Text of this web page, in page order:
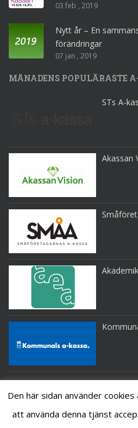
03 feb , 2019
Nytt år – En
förändringar
07 jan , 2019
MÅNADENS POPULÄRASTE
STs A-
Akassan
Den här sidan använder
att använda denna tjänst